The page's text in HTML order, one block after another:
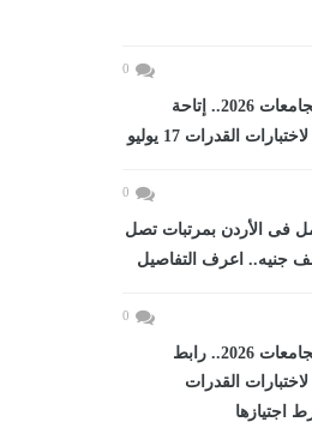
0
تنسيق الجامعات 2026.. إتاحة
القدرات 17 يوليو
0
فى الأردن بمرتبات تصل
0
تنسيق الجامعات 2026.. رابط
القدرات
اجتيازها